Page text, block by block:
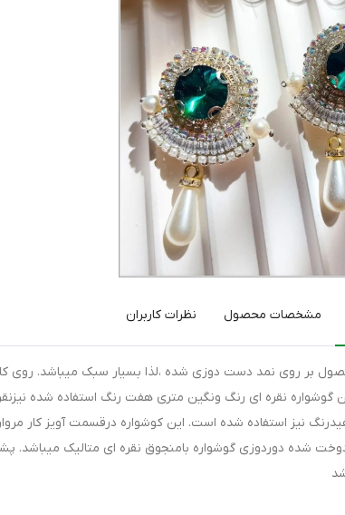
مشخصات محصول نظرات کاربران
بر روی نمد دست دوزی شده ،لذا بسیار سبک میباشد. روی
گوشواره نقره ای رنگ ونگین متری هفت رنگ استفاده شده
نیز استفاده شده است. این کوشواره درقسمت آویز کار
شده دوردوزی گوشواره بامنجوق نقره ای متالیک